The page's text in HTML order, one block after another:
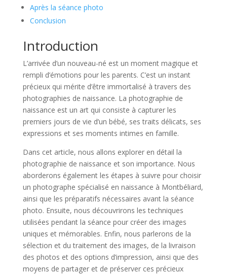
Après la séance photo
Conclusion
Introduction
L’arrivée d’un nouveau-né est un moment magique et
rempli d’émotions pour les parents. C’est un instant
précieux qui mérite d’être immortalisé à travers des
photographies de naissance. La photographie de
naissance est un art qui consiste à capturer les
premiers jours de vie d’un bébé, ses traits délicats, ses
expressions et ses moments intimes en famille.
Dans cet article, nous allons explorer en détail la
photographie de naissance et son importance. Nous
aborderons également les étapes à suivre pour choisir
un photographe spécialisé en naissance à Montbéliard,
ainsi que les préparatifs nécessaires avant la séance
photo. Ensuite, nous découvrirons les techniques
utilisées pendant la séance pour créer des images
uniques et mémorables. Enfin, nous parlerons de la
sélection et du traitement des images, de la livraison
des photos et des options d’impression, ainsi que des
moyens de partager et de préserver ces précieux